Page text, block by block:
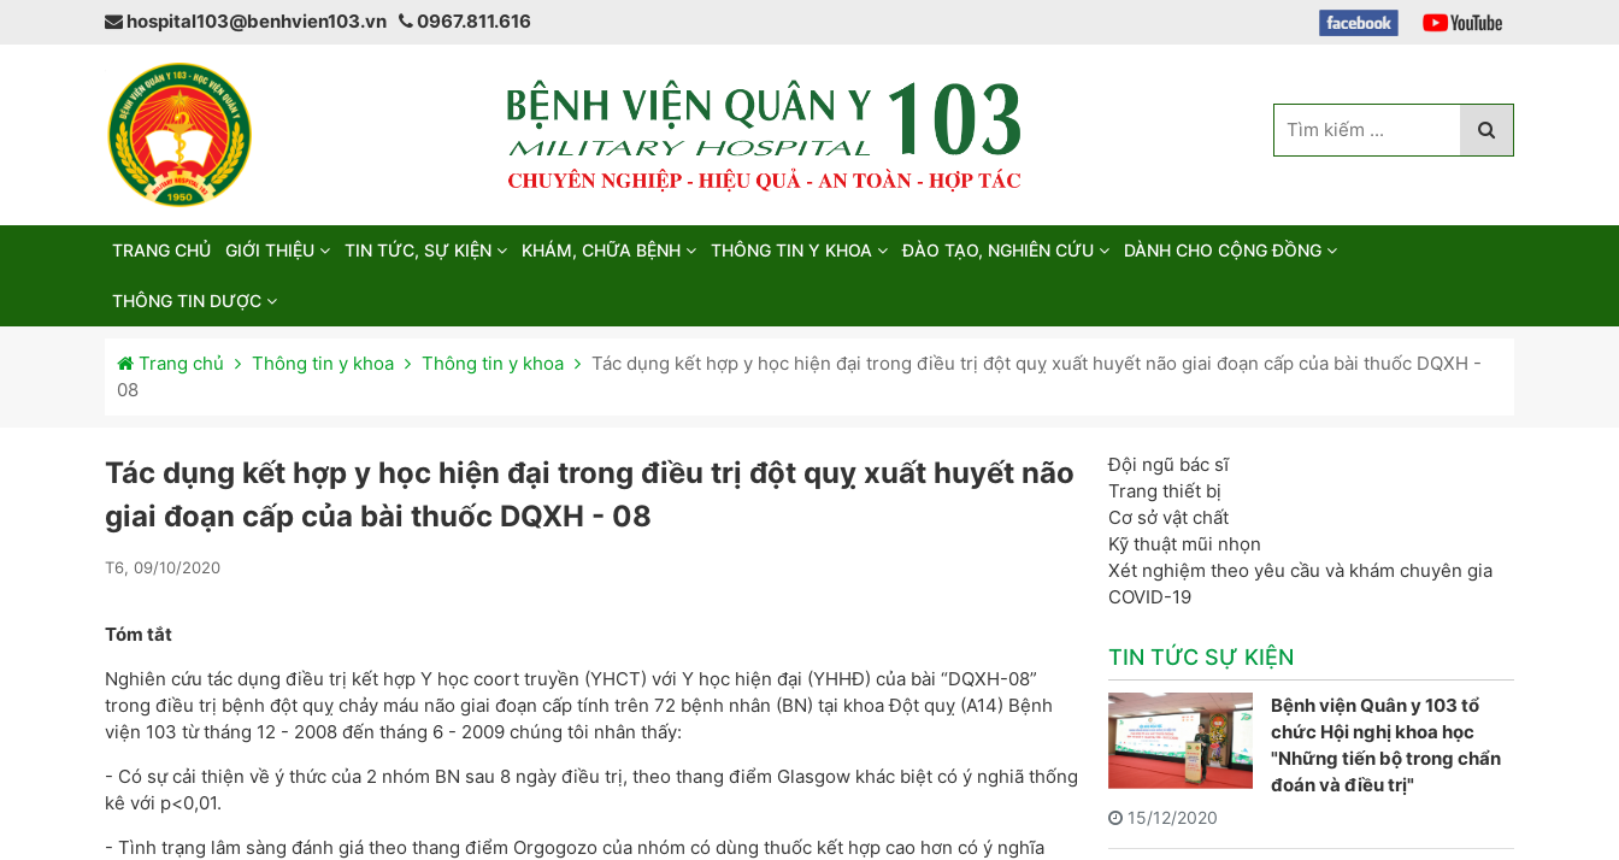
hospital103@benhvien103.vn 0967.811.616
TRANG CHỦ GIỚI THIỆU TIN TỨC, SỰ KIỆN KHÁM, CHỮA BỆNH THÔNG TIN Y KHOA ĐÀO TẠO, NGHIÊN CỨU DÀNH CHO CỘNG ĐỒNG
THÔNG TIN DƯỢC
Trang chủ Thông tin y khoa Thông tin y khoa
Tác dụng kết hợp y học hiện đại trong điều trị đột quỵ xuất huyết não giai đoạn cấp của bài thuốc DQXH -
08
Tác dụng kết hợp y học hiện đại trong điều trị đột quỵ xuất huyết não
giai đoạn cấp của bài thuốc DQXH - 08
T6, 09/10/2020
Tóm tắt
Nghiên cứu tác dụng điều trị kết hợp Y học coort truyền (YHCT) với Y học hiện đại (YHHĐ) của bài “DQXH-08”
trong điều trị bệnh đột quỵ chảy máu não giai đoạn cấp tính trên 72 bệnh nhân (BN) tại khoa Đột quỵ (A14) Bệnh
viện 103 từ tháng 12 - 2008 đến tháng 6 - 2009 chúng tôi nhân thấy:
- Có sự cải thiện về ý thức của 2 nhóm BN sau 8 ngày điều trị, theo thang điểm Glasgow khác biệt có ý nghiã thống
kê với p<0,01.
- Tình trạng lâm sàng đánh giá theo thang điểm Orgogozo của nhóm có dùng thuốc kết hợp cao hơn có ý nghĩa
Đội ngũ bác sĩ
Trang thiết bị
Cơ sở vật chất
Kỹ thuật mũi nhọn
Xét nghiệm theo yêu cầu và khám chuyên gia
COVID-19
TIN TỨC SỰ KIỆN
Bệnh viện Quân y 103 tổ
chức Hội nghị khoa học
"Những tiến bộ trong chẩn
đoán và điều trị"
15/12/2020